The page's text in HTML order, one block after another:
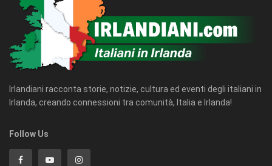
Irlandiani racconta storie, notizie, cultura ed eventi degli italiani in
Irlanda, creando connessioni tra comunità, Italia e Irlanda!
Follow Us